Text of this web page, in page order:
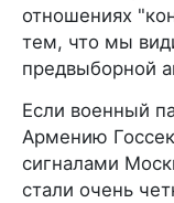
отношениях
тем, что мы
предвыборной
Если военный
Армению
сигналами
стали очень